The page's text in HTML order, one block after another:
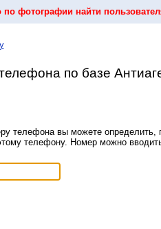
по фотографии найти
по базе
телефона вы можете определить,
телефону. Номер можно